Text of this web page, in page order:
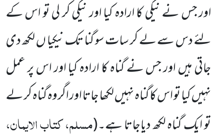
اور جس نے نیکی کا ارادہ کیا اور نیکی کر لی تو اس کے
لئے دس سے لے کر سات سو گنا تک نیکیا ں لکھ دی
جاتی ہیں اور جس نے گناہ کا ارادہ کیا اور اس پر عمل
نہیں کیا تو اس کا گناہ نہیں لکھا جاتا اور اگر وہ گناہ کر لے
تو ایک گناہ لکھ دیاجاتا ہے۔(مسلم، کتاب الایمان،